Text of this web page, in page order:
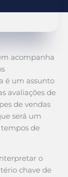
acompanha
é um assunto
avaliações de
de vendas
será um
de
o
chave de